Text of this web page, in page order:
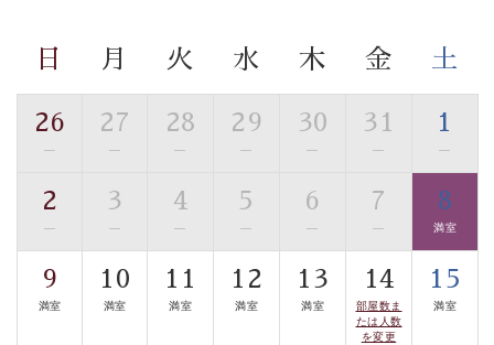
【旅】
■諏訪大社4社を巡る無料参拝バス
豊富な知識を持ったドライバー兼ガイドが諏訪大社をご
案内します。
事前ご予約制ですので、ご利用ご希望の方
※交通規制などにより運行できない日がございます
以上がプラン内容です。
上諏訪温泉“しんゆ”なら諏訪大社など歴史ある諏訪の街
日 月 火 水 木 金 土
26
—
27
—
28
—
29
—
30
—
31
—
1
—
2
—
3
—
4
—
5
—
6
—
7
—
8
満室
9
満室
10
満室
11
満室
12
満室
13
満室
14
部屋数ま
たは人数
を変更
15
満室